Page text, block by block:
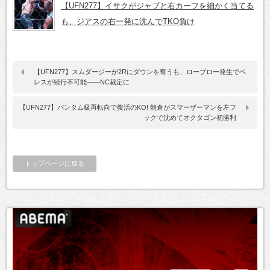
【UFN277】イサクがジャブと右カーフを細かく当てる
も、ジアスの右一発に沈んでTKO負け
【UFN277】スムダージーが2Rにダウンを奪うも、ローブロー発生でペ
レスが続行不可能——NC裁定に
【UFN277】バンタム級再転向で復活のKO! 朝倉がスマーザーマンを左フ
ックで沈めてオクタゴン初勝利
トップページに戻る